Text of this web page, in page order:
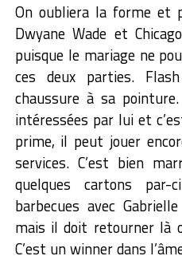
On oubliera la forme et
Dwyane Wade et
puisque le mariage ne
ces deux parties.
chaussure à sa
intéressées par lui et
prime, il peut jouer
services. C’est bien
quelques cartons
barbecues avec
mais il doit retourner là
C’est un winner dans